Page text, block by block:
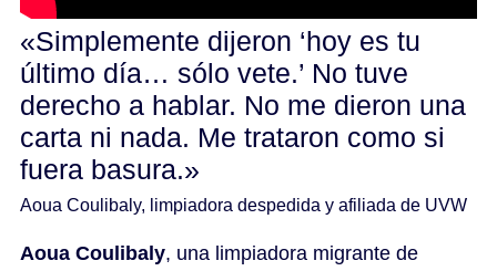
«Simplemente dijeron ‘hoy es tu
último día… sólo vete.’ No tuve
derecho a hablar. No me dieron una
carta ni nada. Me trataron como si
fuera basura.»
Aoua Coulibaly, limpiadora despedida y afiliada de UVW
Aoua Coulibaly, una limpiadora migrante de